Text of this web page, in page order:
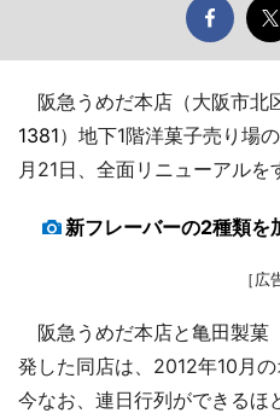
阪急うめだ本店（大阪市北
1381）地下1階洋菓子売り場
月21日、全面リニューアルを
新フレーバーの2種類を
［広
阪急うめだ本店と亀田製菓
発した同店は、2012年10月
今なお、連日行列ができるほ